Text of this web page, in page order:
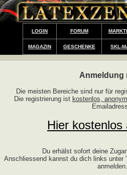
LOGIN FORUM
MAGAZIN GESCHENKE SKL-
Anmeldung
Die meisten Bereiche sind nur für
Die registrierung ist kostenlos, anonym
Hier kostenlos
Du erhälst sofort deine
Anschliessend kannst du dich links unter
anmelden.